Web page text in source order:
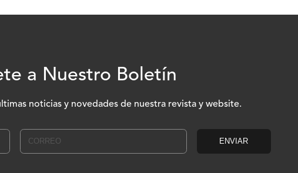
a Nuestro Boletín
noticias y novedades de nuestra revista y website.